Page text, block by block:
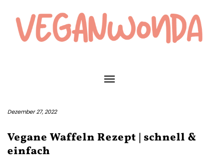
content
Toggle Navigation
Dezember 27, 2022
Vegane Waffeln Rezept | schnell &
einfach